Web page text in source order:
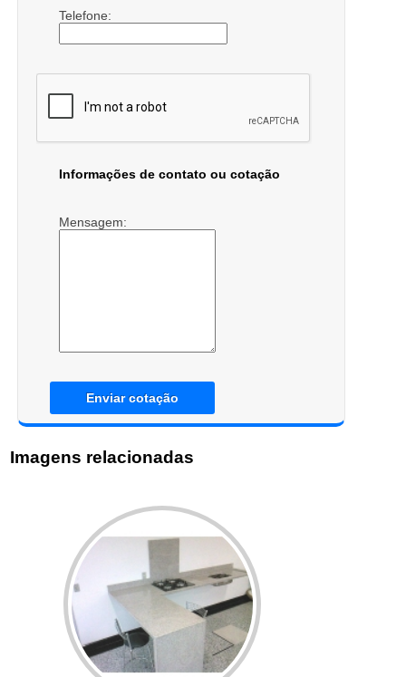
Telefone:
Informações de contato ou cotação
Mensagem:
Enviar cotação
Imagens relacionadas